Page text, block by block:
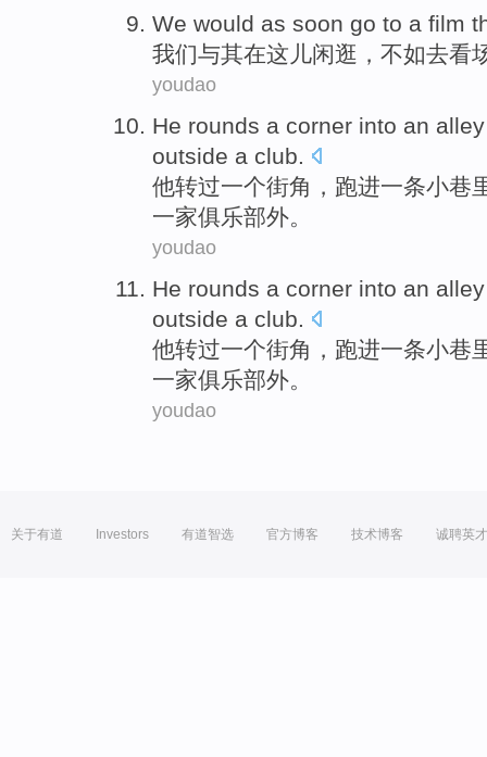
We would as soon go to a film
我们与其在这儿闲逛，不如去看
youdao
He rounds a corner into an
outside a club.
他转过一个街角 ，跑进一条小巷
一家俱乐部外。
youdao
He rounds a corner into an
outside a club.
他转过一个街角 ，跑进一条小巷
一家俱乐部外。
youdao
关于有道 Investors 有道智选 官方博客 技术博客 诚聘英才